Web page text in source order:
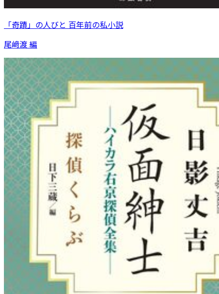
「奇蹟」の人びと 百年前の私小説
尾﨑渡 編